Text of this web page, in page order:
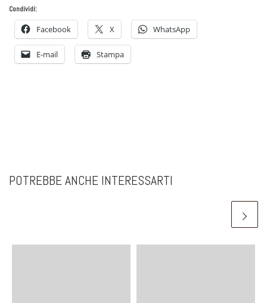
Condividi:
Facebook X WhatsApp
E-mail Stampa
POTREBBE ANCHE INTERESSARTI